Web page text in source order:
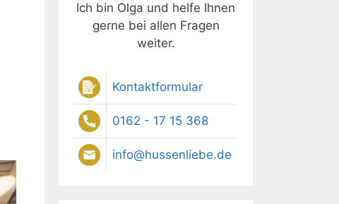
Ich bin Olga und helfe Ihnen
gerne bei allen Fragen
weiter.
Kontaktformular
0162 - 17 15 368
info@hussenliebe.de